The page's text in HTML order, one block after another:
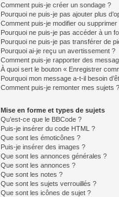
Comment puis-je créer un sondage ?
Pourquoi ne puis-je pas ajouter plus
Comment puis-je modifier ou
Pourquoi ne puis-je pas accéder à un
Pourquoi ne puis-je pas transférer de
Pourquoi ai-je reçu un avertissement ?
Comment puis-je rapporter des
À quoi sert le bouton « Enregistrer
Pourquoi mon message a-t-il besoin
Comment puis-je remonter mes sujets ?
Mise en forme et types de sujets
Qu’est-ce que le BBCode ?
Puis-je insérer du code HTML ?
Que sont les émoticônes ?
Puis-je insérer des images ?
Que sont les annonces générales ?
Que sont les annonces ?
Que sont les notes ?
Que sont les sujets verrouillés ?
Que sont les icônes de sujet ?